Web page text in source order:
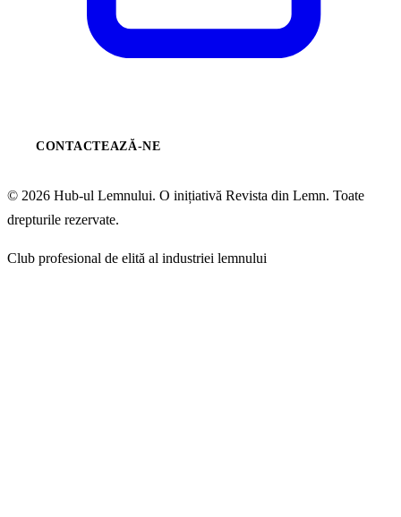
CONTACTEAZĂ-NE
© 2026 Hub-ul Lemnului. O inițiativă Revista din Lemn. Toate
drepturile rezervate.
Club profesional de elită al industriei lemnului